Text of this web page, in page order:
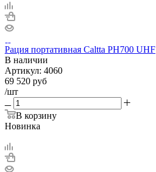
Рация портативная Caltta PH700 UHF
В наличии
Артикул: 4060
69 520 руб
/шт
В корзину
Новинка